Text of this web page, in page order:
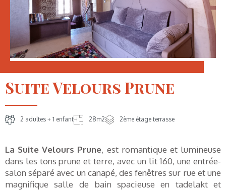
Suite Velours Prune
2 adultes + 1 enfant 28m2 2ème étage terrasse
La Suite Velours Prune, est romantique et lumineuse
dans les tons prune et terre, avec un lit 160, une entrée-
salon séparé avec un canapé, des fenêtres sur rue et une
magnifique salle de bain spacieuse en tadelakt et